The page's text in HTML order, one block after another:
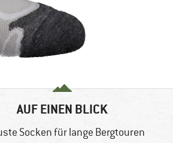
AUF EINEN BLICK
Socken für lange Bergtouren